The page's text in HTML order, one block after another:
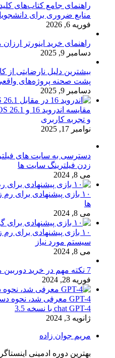
راهنمای جامع کتاب‌های
منابع ضروری برای
فوریه 6, 2026
راهنمای خرید اینورتر
دسامبر 9, 2025
بیشترین دلیل نارضایتی
پشت صحنه پروژه‌های
دسامبر 9, 2025
و تجربه کاربری
نوامبر 17, 2025
دسترسی به سایت های فیلتر
زدن فیلترینگ سایت ها
می 8, 2024
ها
می 8, 2024
سیستم مورد نیاز
می 8, 2024
7 نکته مهم در خرید دوربین مداربسته + راهنمای خرید
فوریه 28, 2024
chat GPT-4 با نسخه 3.5
ژانویه 3, 2024
مریم جوان زاده
بهترین دوره ادمینی